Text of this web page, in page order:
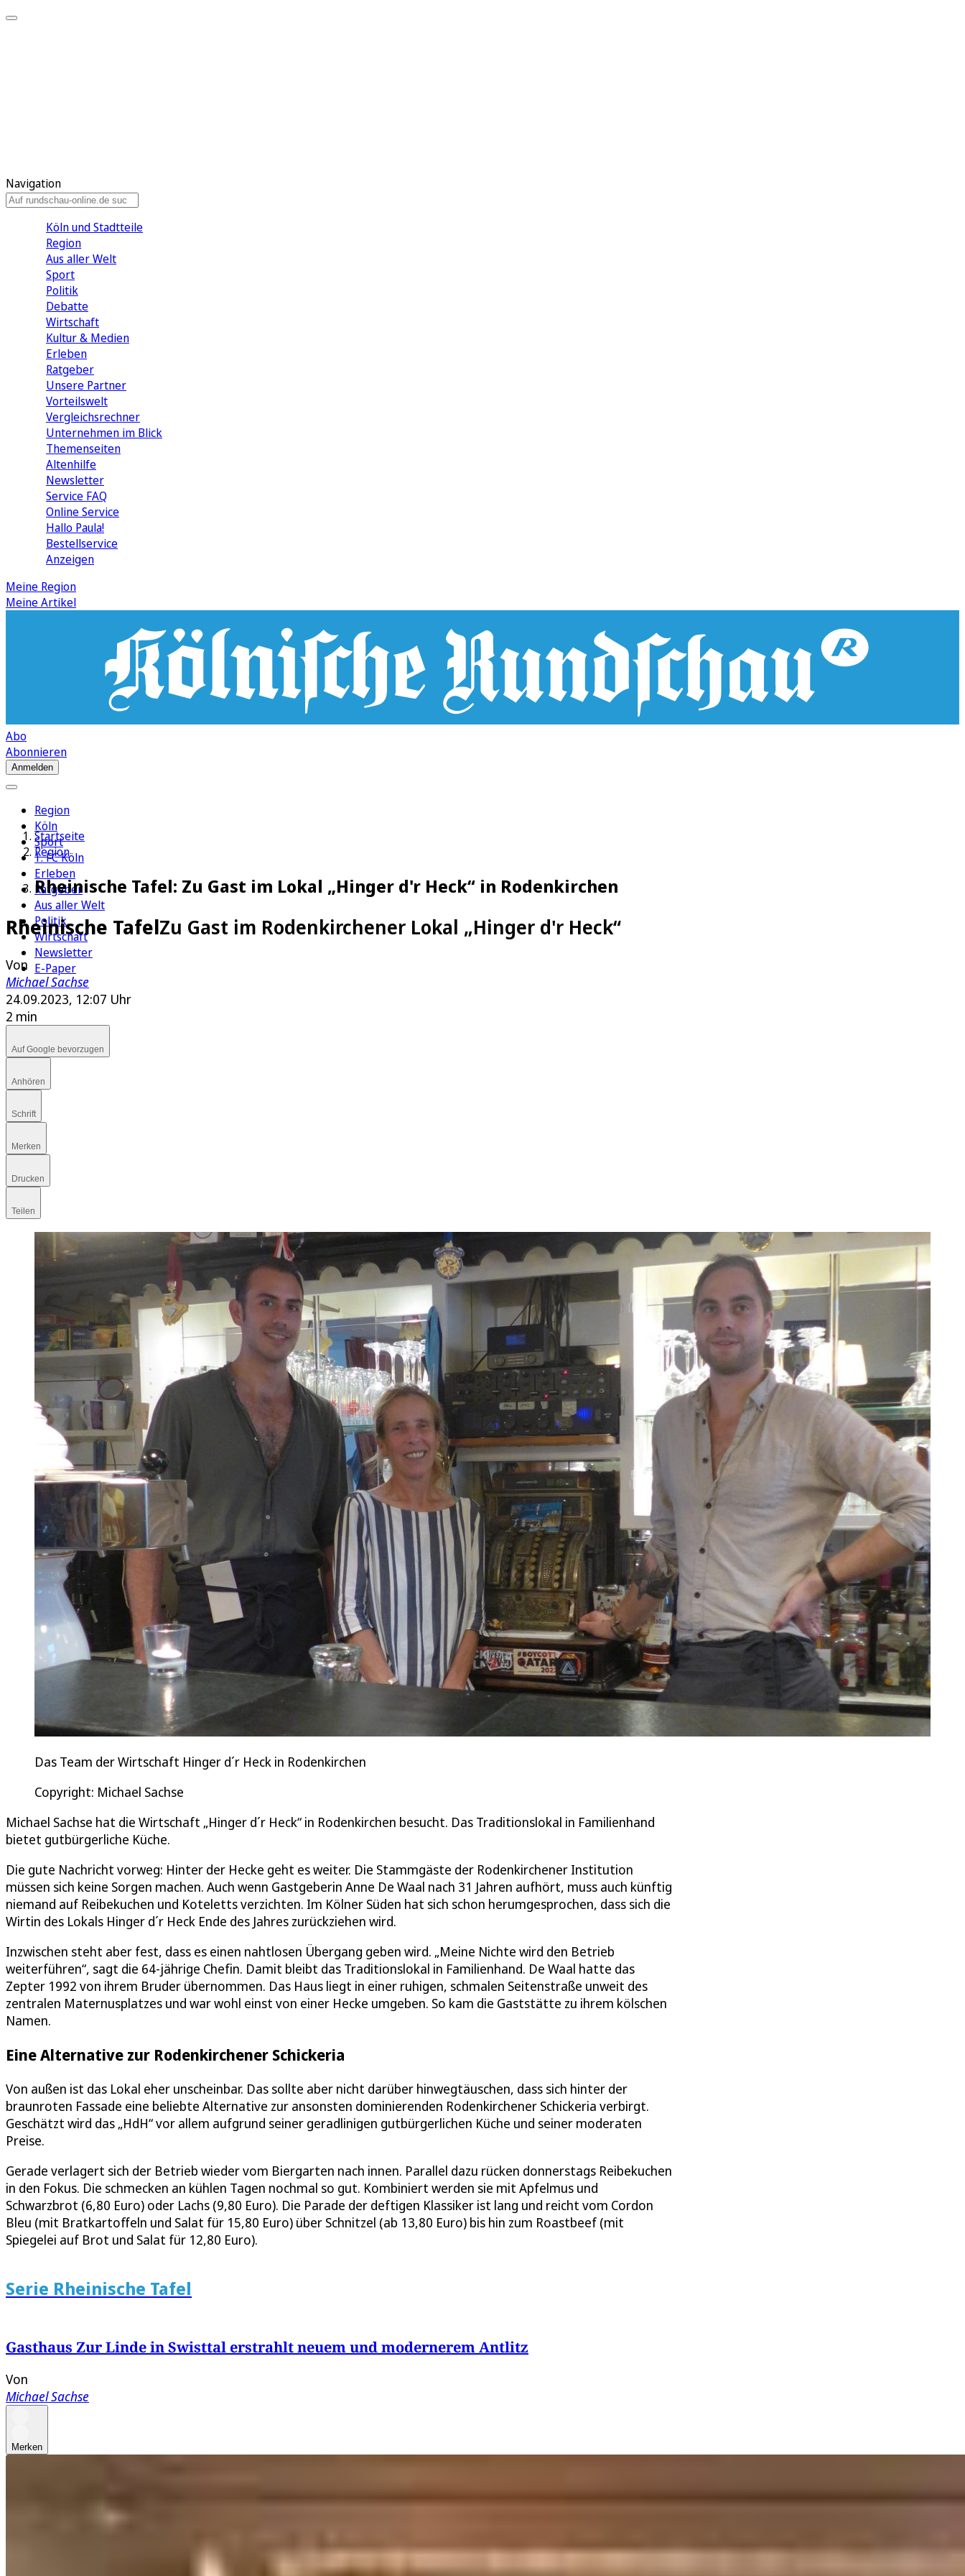
Navigation
Köln und Stadtteile
Region
Aus aller Welt
Sport
Politik
Debatte
Wirtschaft
Kultur & Medien
Erleben
Ratgeber
Unsere Partner
Vorteilswelt
Vergleichsrechner
Unternehmen im Blick
Themenseiten
Altenhilfe
Newsletter
Service FAQ
Online Service
Hallo Paula!
Bestellservice
Anzeigen
Meine Region
Meine Artikel
Abo
Abonnieren
Anmelden
Region
Köln
Sport
1. FC Köln
Erleben
Ratgeber
Aus aller Welt
Politik
Wirtschaft
Newsletter
E-Paper
Startseite
Region
Rheinische Tafel: Zu Gast im Lokal „Hinger d'r Heck“ in Rodenkirchen
Rheinische TafelZu Gast im Rodenkirchener Lokal „Hinger d'r Heck“
Von
Michael Sachse
24.09.2023, 12:07 Uhr
2 min
Auf Google bevorzugen
Anhören
Schrift
Merken
Drucken
Teilen
Das Team der Wirtschaft Hinger d´r Heck in Rodenkirchen
Copyright: Michael Sachse
Michael Sachse hat die Wirtschaft „Hinger d´r Heck“ in Rodenkirchen besucht. Das Traditionslokal in Familienhand
bietet gutbürgerliche Küche.
Die gute Nachricht vorweg: Hinter der Hecke geht es weiter. Die Stammgäste der Rodenkirchener Institution
müssen sich keine Sorgen machen. Auch wenn Gastgeberin Anne De Waal nach 31 Jahren aufhört, muss auch künftig
niemand auf Reibekuchen und Koteletts verzichten. Im Kölner Süden hat sich schon herumgesprochen, dass sich die
Wirtin des Lokals Hinger d´r Heck Ende des Jahres zurückziehen wird.
Inzwischen steht aber fest, dass es einen nahtlosen Übergang geben wird. „Meine Nichte wird den Betrieb
weiterführen“, sagt die 64-jährige Chefin. Damit bleibt das Traditionslokal in Familienhand. De Waal hatte das
Zepter 1992 von ihrem Bruder übernommen. Das Haus liegt in einer ruhigen, schmalen Seitenstraße unweit des
zentralen Maternusplatzes und war wohl einst von einer Hecke umgeben. So kam die Gaststätte zu ihrem kölschen
Namen.
Eine Alternative zur Rodenkirchener Schickeria
Von außen ist das Lokal eher unscheinbar. Das sollte aber nicht darüber hinwegtäuschen, dass sich hinter der
braunroten Fassade eine beliebte Alternative zur ansonsten dominierenden Rodenkirchener Schickeria verbirgt.
Geschätzt wird das „HdH“ vor allem aufgrund seiner geradlinigen gutbürgerlichen Küche und seiner moderaten
Preise.
Gerade verlagert sich der Betrieb wieder vom Biergarten nach innen. Parallel dazu rücken donnerstags Reibekuchen
in den Fokus. Die schmecken an kühlen Tagen nochmal so gut. Kombiniert werden sie mit Apfelmus und
Schwarzbrot (6,80 Euro) oder Lachs (9,80 Euro). Die Parade der deftigen Klassiker ist lang und reicht vom Cordon
Bleu (mit Bratkartoffeln und Salat für 15,80 Euro) über Schnitzel (ab 13,80 Euro) bis hin zum Roastbeef (mit
Spiegelei auf Brot und Salat für 12,80 Euro).
Serie Rheinische Tafel
Gasthaus Zur Linde in Swisttal erstrahlt neuem und modernerem Antlitz
Von
Michael Sachse
Merken